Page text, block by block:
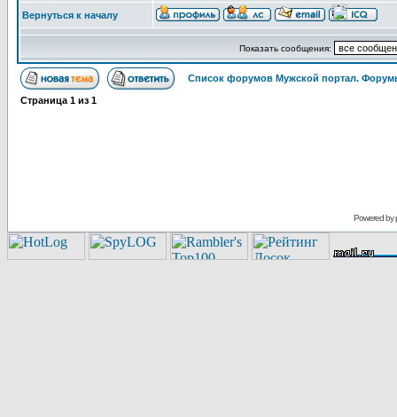
Вернуться к началу
Показать сообщения:
Список форумов Мужской портал.
Страница 1 из 1
Powered by